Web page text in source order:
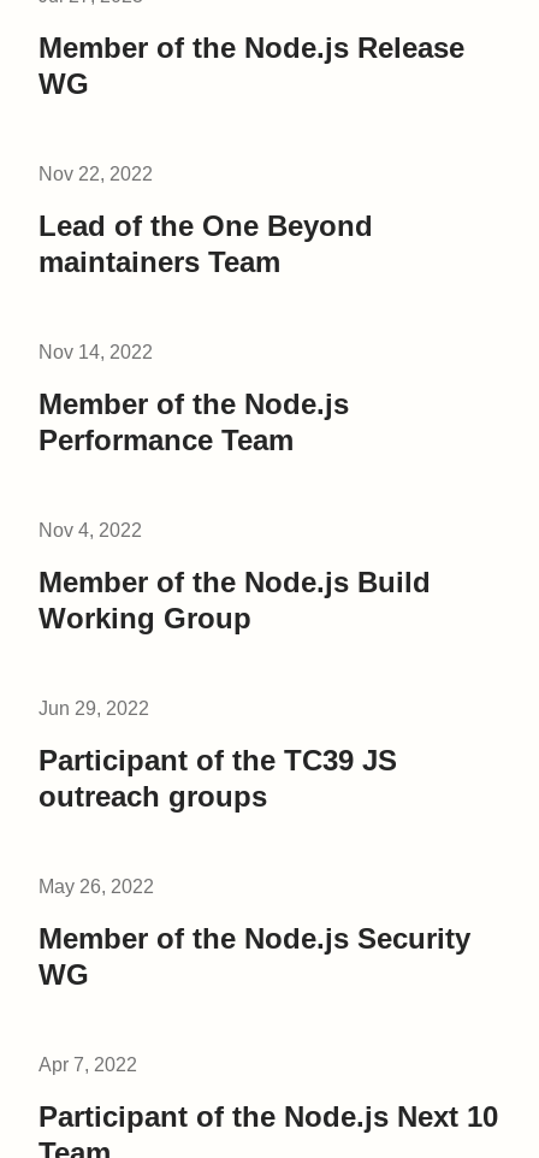
Member of the Node.js Release
WG
Nov 22, 2022
Lead of the One Beyond
maintainers Team
Nov 14, 2022
Member of the Node.js
Performance Team
Nov 4, 2022
Member of the Node.js Build
Working Group
Jun 29, 2022
Participant of the TC39 JS
outreach groups
May 26, 2022
Member of the Node.js Security
WG
Apr 7, 2022
Participant of the Node.js Next 10